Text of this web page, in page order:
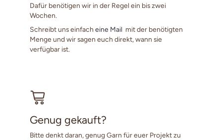
Dafür benötigen wir in der Regel ein bis zwei
Wochen.
Schreibt uns einfach eine Mail mit der benötigten
Menge und wir sagen euch direkt, wann sie
verfügbar ist.
Genug gekauft?
Bitte denkt daran, genug Garn für euer Projekt zu